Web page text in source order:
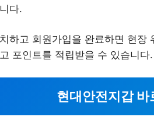
다.
하고 회원가입을 완료하면 현장
포인트를 적립받을 수 있습니다.
현대안전지갑 바